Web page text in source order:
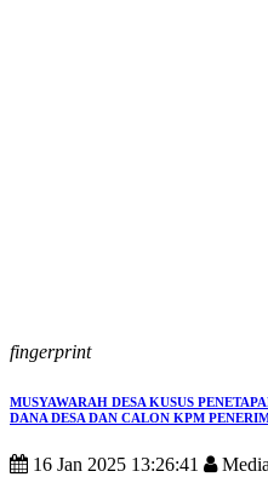
fingerprint
MUSYAWARAH DESA KUSUS
DANA DESA DAN CALON KPM
16 Jan 2025 13:26:41